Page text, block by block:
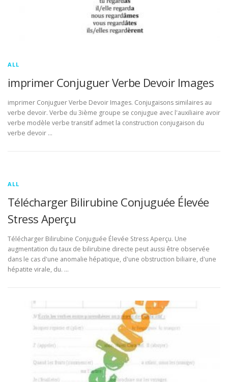
ALL
imprimer Conjuguer Verbe Devoir Images
imprimer Conjuguer Verbe Devoir Images. Conjugaisons similaires au
verbe devoir. Verbe du 3ième groupe se conjugue avec l'auxiliaire avoir
verbe modèle verbe transitif admet la construction conjugaison du
verbe devoir …
ALL
Télécharger Bilirubine Conjuguée Élevée
Stress Aperçu
Télécharger Bilirubine Conjuguée Élevée Stress Aperçu. Une
augmentation du taux de bilirubine directe peut aussi être observée
dans le cas d'une anomalie hépatique, d'une obstruction biliaire, d'une
hépatite virale, du. …